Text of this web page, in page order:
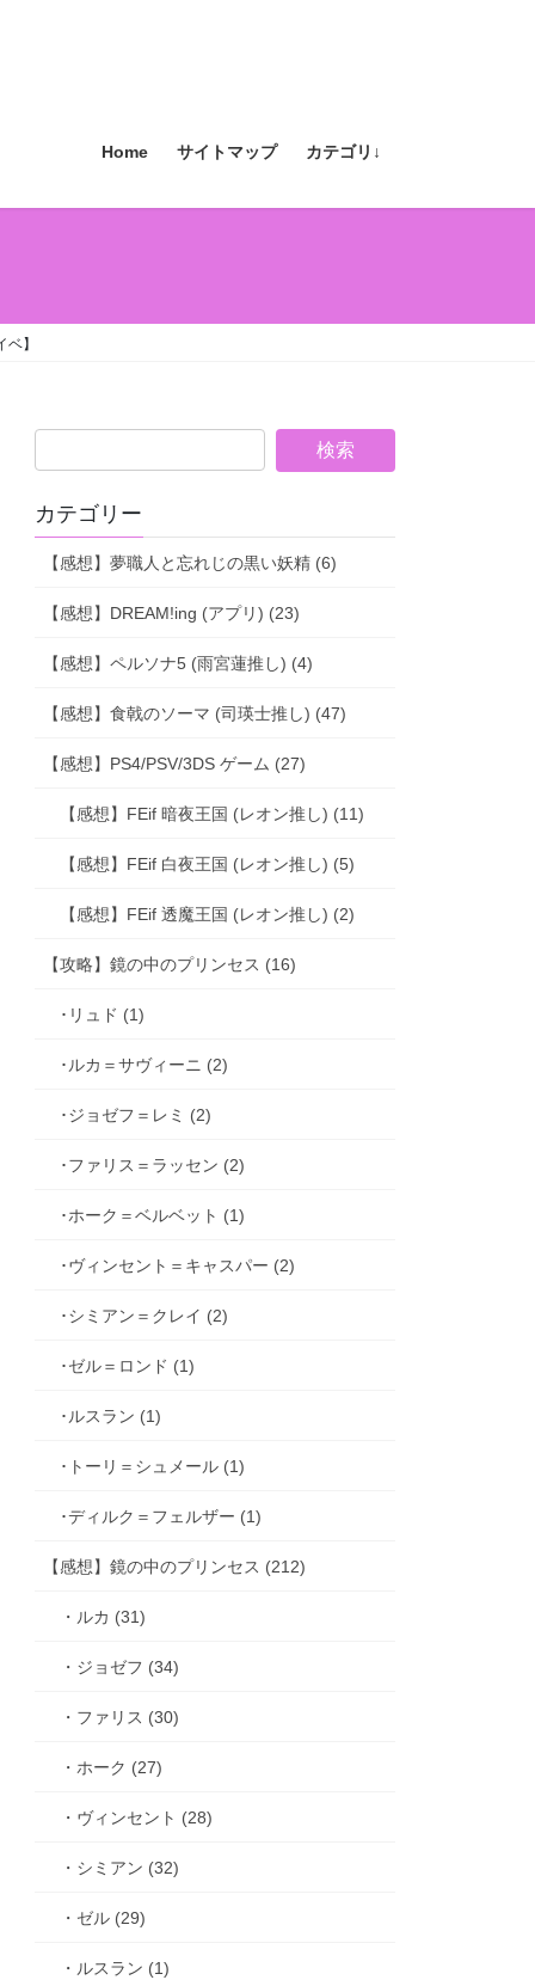
Home サイトマップ カテゴリ↓
】
カテゴリー
【感想】夢職人と忘れじの黒い妖精 (6)
【感想】DREAM!ing (アプリ) (23)
【感想】ペルソナ5 (雨宮蓮推し) (4)
【感想】食戟のソーマ (司瑛士推し) (47)
【感想】PS4/PSV/3DS ゲーム (27)
【感想】FEif 暗夜王国 (レオン推し) (11)
【感想】FEif 白夜王国 (レオン推し) (5)
【感想】FEif 透魔王国 (レオン推し) (2)
【攻略】鏡の中のプリンセス (16)
･リュド (1)
･ルカ＝サヴィーニ (2)
･ジョゼフ＝レミ (2)
･ファリス＝ラッセン (2)
･ホーク＝ベルベット (1)
･ヴィンセント＝キャスパー (2)
･シミアン＝クレイ (2)
･ゼル＝ロンド (1)
･ルスラン (1)
･トーリ＝シュメール (1)
･ディルク＝フェルザー (1)
【感想】鏡の中のプリンセス (212)
・ルカ (31)
・ジョゼフ (34)
・ファリス (30)
・ホーク (27)
・ヴィンセント (28)
・シミアン (32)
・ゼル (29)
・ルスラン (1)